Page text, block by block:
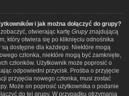
i jak można dołączyć do grupy?
otwierając kartę Grupyznajdującą
który otwiera się po kliknięciu odnośnika
są dostępne dla każdego. Niektóre mogą
członka, niektóre mogą być zamknięte,
członków. Użytkownik może poprosić o
odpowiedni przycisk. Prośba o przyjęcie
przyjęcia nowego członka, musi zostać
Może on poprosić użytkownika o podanie
do tej grupy. W przypadku otrzymania